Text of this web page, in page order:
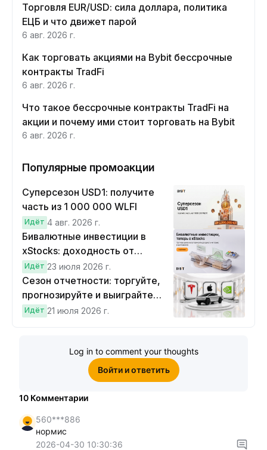
Торговля EUR/USD: сила доллара, политика
ЕЦБ и что движет парой
6 авг. 2026 г.
Как торговать акциями на Bybit бессрочные
контракты TradFi
6 авг. 2026 г.
Что такое бессрочные контракты TradFi на
акции и почему ими стоит торговать на Bybit
6 авг. 2026 г.
Популярные промоакции
Суперсезон USD1: получите
часть из 1 000 000 WLFI
Идёт 4 авг. 2026 г.
Бивалютные инвестиции в
xStocks: доходность от
прогнозов
Идёт 23 июля 2026 г.
Сезон отчетности: торгуйте,
прогнозируйте и выиграйте
Cybertruck!
Идёт 21 июля 2026 г.
Log in to comment your thoughts
Войти и ответить
10 Комментарии
560***886
нормис
2026-04-30 10:30:36